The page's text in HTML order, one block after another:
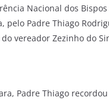
Nacional dos
pelo Padre Thiago
vereador Zezinho do
Padre Thiago